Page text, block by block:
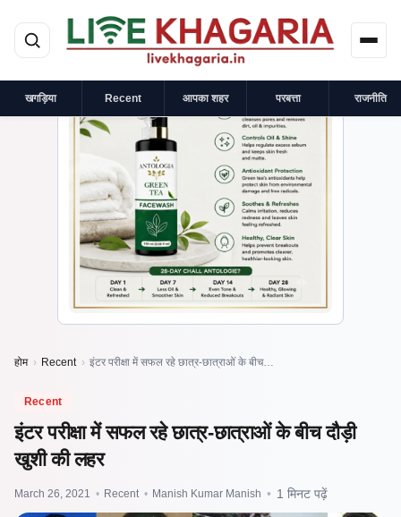
मुख्य सामग्री पर जाएं
खगड़िया Recent आपका शहर परबत्ता राजनीति
×
प्रायोजित
होम › Recent › इंटर परीक्षा में सफल रहे छात्र-छात्राओं के बीच…
Recent
इंटर परीक्षा में सफल रहे छात्र-छात्राओं के बीच दौड़ी
खुशी की लहर
March 26, 2021 • Recent • Manish Kumar Manish • 1 मिनट पढ़ें